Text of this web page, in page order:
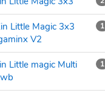
1
Little Magic 3x3
V2
1
Little magic Multi